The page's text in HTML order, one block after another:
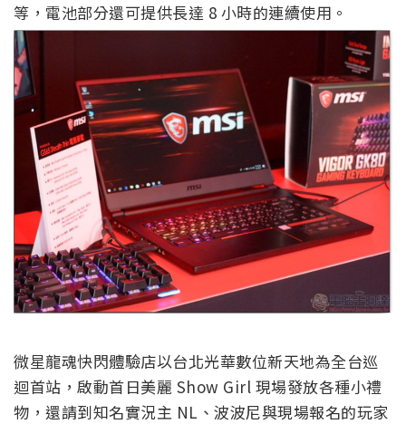
等，電池部分還可提供長達 8 小時的連續使用。
微星龍魂快閃體驗店以台北光華數位新天地為全台巡
迴首站，啟動首日美麗 Show Girl 現場發放各種小禮
物，還請到知名實況主 NL、波波尼與現場報名的玩家